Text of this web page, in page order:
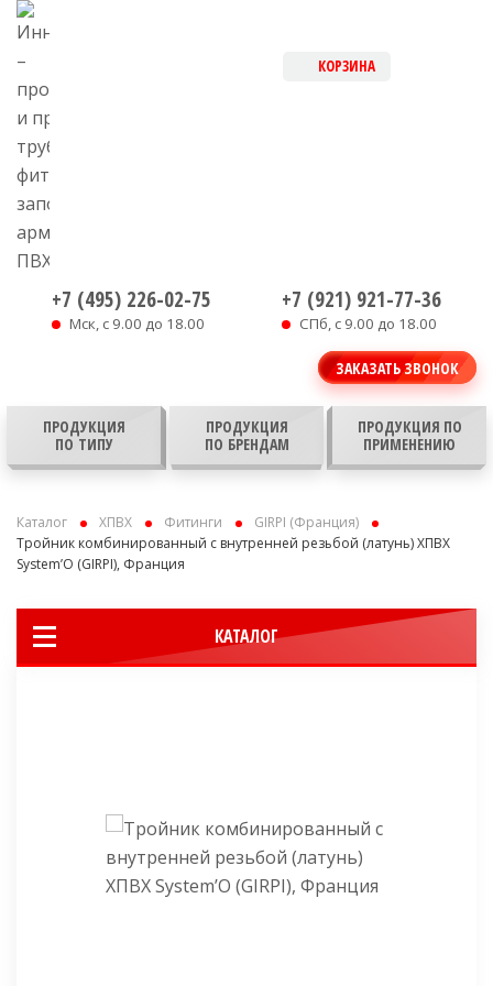
+7 (495) 226-02-75
Мск, с 9.00 до 18.00
+7 (921) 921-77-36
СПб, с 9.00 до 18.00
ЗАКАЗАТЬ ЗВОНОК
ПРОДУКЦИЯ
ПО ТИПУ
ПРОДУКЦИЯ
ПО БРЕНДАМ
ПРОДУКЦИЯ ПО
ПРИМЕНЕНИЮ
Каталог ХПВХ Фитинги
GIRPI (Франция)
Тройник комбинированный с внутренней резьбой (латунь) ХПВХ
System’O (GIRPI), Франция
КАТАЛОГ